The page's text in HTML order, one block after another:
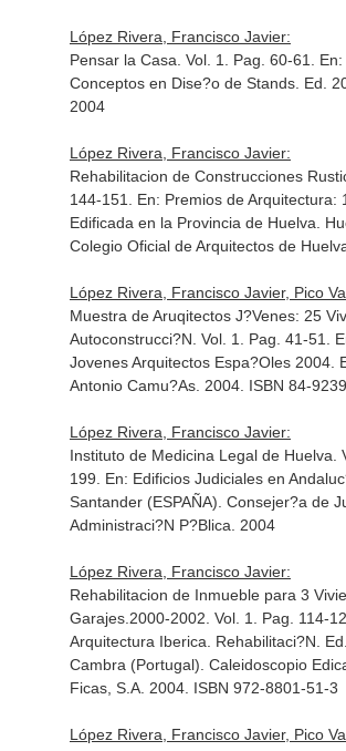
López Rivera, Francisco Javier:
Pensar la Casa. Vol. 1. Pag. 60-61.
Conceptos en Dise?o de Stands. Ed.
2004
López Rivera, Francisco Javier:
Rehabilitacion de Construcciones
144-151. En: Premios de Arquitectura:
Edificada en la Provincia de Huelva .
Colegio Oficial de Arquitectos de
López Rivera, Francisco Javier, Pico
Muestra de Aruqitectos J?Venes: 25
Autoconstrucci?N. Vol. 1. Pag. 41-51.
Jovenes Arquitectos Espa?Oles 2004.
Antonio Camu?As. 2004. ISBN 84-
López Rivera, Francisco Javier:
Instituto de Medicina Legal de Huelva.
199. En: Edificios Judiciales en
Santander (ESPAÑA). Consejer?a de
Administraci?N P?Blica. 2004
López Rivera, Francisco Javier:
Rehabilitacion de Inmueble para 3
Garajes.2000-2002. Vol. 1. Pag. 114-
Arquitectura Iberica. Rehabilitaci?N .
Cambra (Portugal). Caleidoscopio
Ficas, S.A. 2004. ISBN 972-8801-51-3
López Rivera, Francisco Javier, Pico